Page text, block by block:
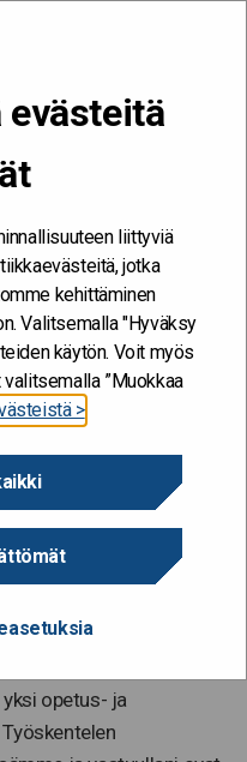
liittyviä
jotka
kehittäminen
Valitsemalla "Hyväksy
käytön. Voit myös
”Muokkaa
>
opetus- ja